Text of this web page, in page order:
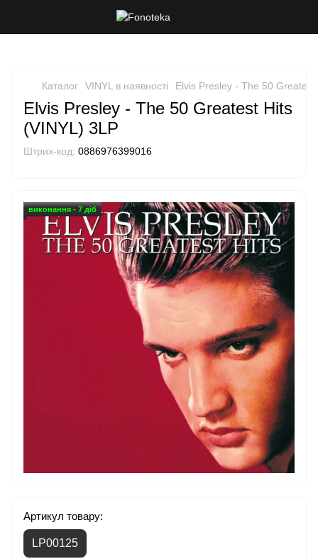
Каталог VINYL в наявності Elvis Presley - The 50
Elvis Presley - The 50 Greatest Hits
(VINYL) 3LP
Штрих-код: 0886976399016
виконання - 7 діб
Артикул товару:
LP00125